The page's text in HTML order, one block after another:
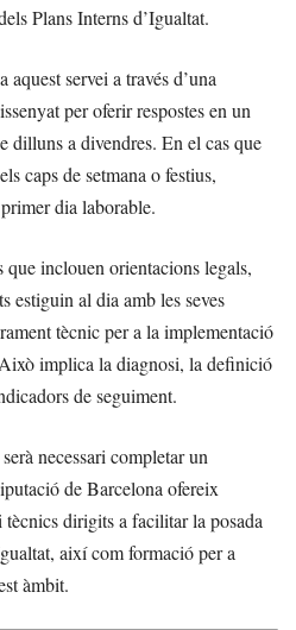
Plans Interns d’Igualtat.
servei a través d’una
per oferir respostes en un
dilluns a divendres. En el cas que
caps de setmana o festius,
dia laborable.
que inclouen orientacions legals,
estiguin al dia amb les seves
tècnic per a la implementació
implica la diagnosi, la definició
de seguiment.
necessari completar un
de Barcelona ofereix
dirigits a facilitar la posada
així com formació per a
àmbit.